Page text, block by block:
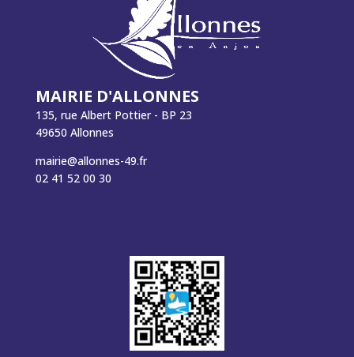
MAIRIE D'ALLONNES
135, rue Albert Pottier - BP 23
49650 Allonnes
mairie@allonnes-49.fr
02 41 52 00 30